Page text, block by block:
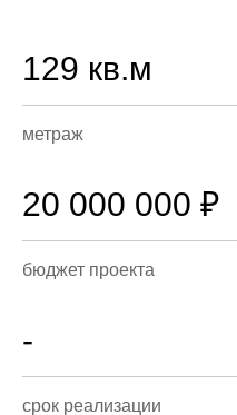
129 кв.м
метраж
20 000 000 ₽
бюджет проекта
-
срок реализации